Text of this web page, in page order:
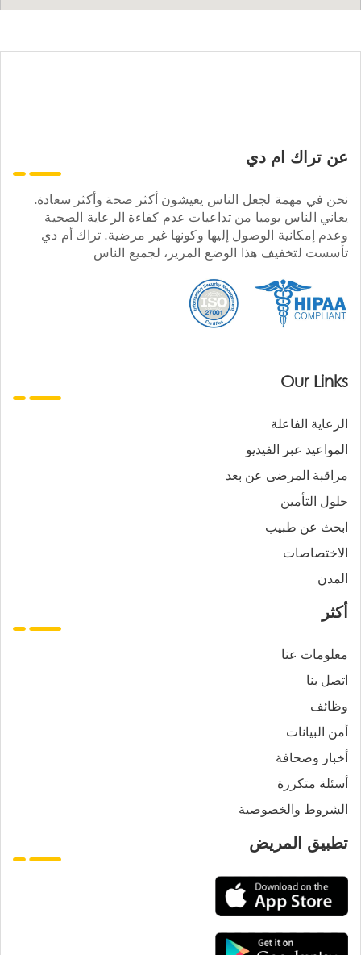
عن تراك ام دي
نحن في مهمة لجعل الناس يعيشون أكثر صحة وأكثر سعادة.
يعاني الناس يوميا من تداعيات عدم كفاءة الرعاية الصحية
وعدم إمكانية الوصول إليها وكونها غير مرضية. تراك أم دي
تأسست لتخفيف هذا الوضع المرير، لجميع الناس
Our Links
الرعاية الفاعلة
المواعيد عبر الفيديو
مراقبة المرضى عن بعد
حلول التأمين
ابحث عن طبيب
الاختصاصات
المدن
أكثر
معلومات عنا
اتصل بنا
وظائف
أمن البيانات
أخبار وصحافة
أسئلة متكررة
الشروط والخصوصية
تطبيق المريض